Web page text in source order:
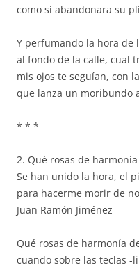
como si abandonara su
Y perfumando la hora de
al fondo de la calle, cual
mis ojos te seguían, con
que lanza un moribundo
* * *
2. Qué rosas de
Se han unido la hora, el
para hacerme morir de
Juan Ramón Jiménez
Qué rosas de harmonía
cuando sobre las teclas -